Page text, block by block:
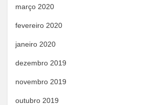
março 2020
fevereiro 2020
janeiro 2020
dezembro 2019
novembro 2019
outubro 2019